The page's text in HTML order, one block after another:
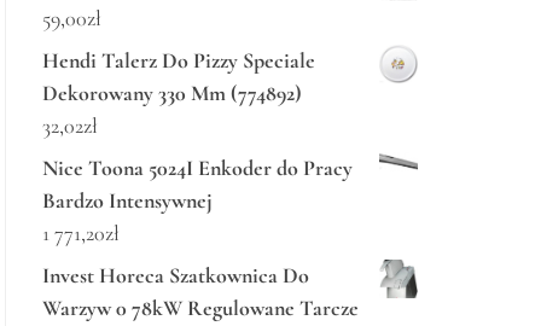
59,00zł
Hendi Talerz Do Pizzy Speciale
Dekorowany 330 Mm (774892)
32,02zł
Nice Toona 5024I Enkoder do Pracy
Bardzo Intensywnej
1 771,20zł
Invest Horeca Szatkownica Do
Warzyw 0 78kW Regulowane Tarcze